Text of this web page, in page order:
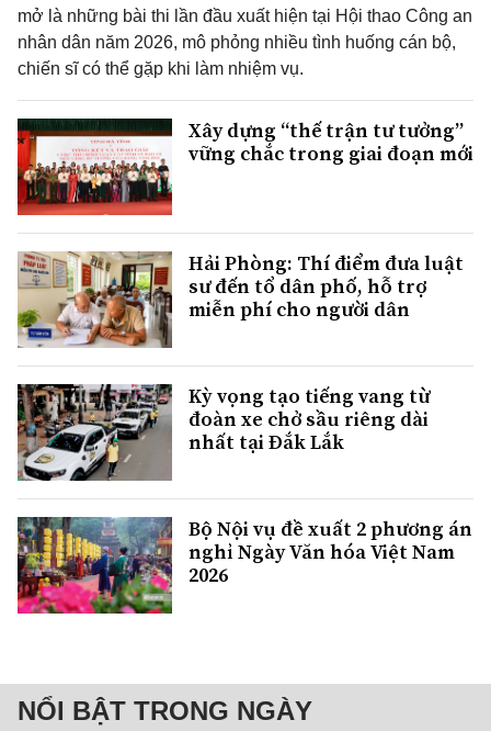
mở là những bài thi lần đầu xuất hiện tại Hội thao Công an
nhân dân năm 2026, mô phỏng nhiều tình huống cán bộ,
chiến sĩ có thể gặp khi làm nhiệm vụ.
Xây dựng “thế trận tư tưởng”
vững chắc trong giai đoạn mới
Hải Phòng: Thí điểm đưa luật
sư đến tổ dân phố, hỗ trợ
miễn phí cho người dân
Kỳ vọng tạo tiếng vang từ
đoàn xe chở sầu riêng dài
nhất tại Đắk Lắk
Bộ Nội vụ đề xuất 2 phương án
nghỉ Ngày Văn hóa Việt Nam
2026
NỔI BẬT TRONG NGÀY